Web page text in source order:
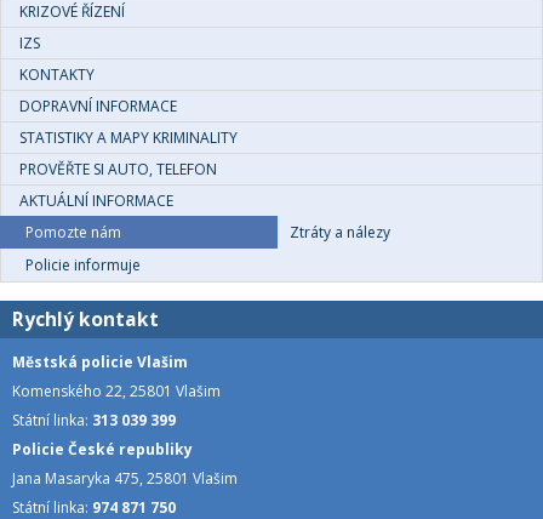
KRIZOVÉ ŘÍZENÍ
IZS
KONTAKTY
DOPRAVNÍ INFORMACE
STATISTIKY A MAPY KRIMINALITY
PROVĚŘTE SI AUTO, TELEFON
AKTUÁLNÍ INFORMACE
Pomozte nám
Ztráty a nálezy
Policie informuje
Rychlý kontakt
Městská policie Vlašim
Komenského 22, 25801 Vlašim
Státní linka: 313 039 399
Policie České republiky
Jana Masaryka 475, 25801 Vlašim
Státní linka: 974 871 750